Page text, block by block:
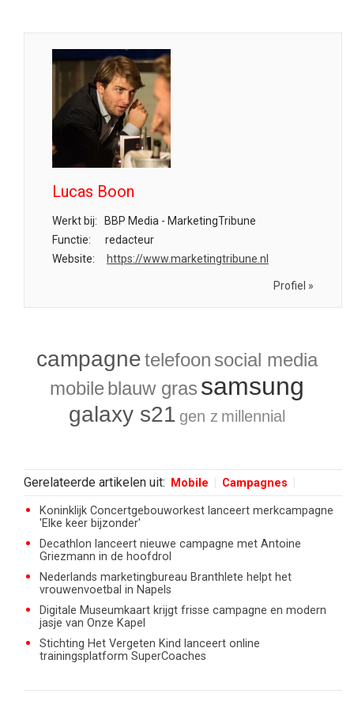
Lucas Boon
Werkt bij:
BBP Media - MarketingTribune
Functie:
redacteur
Website:
https://www.marketingtribune.nl
Profiel »
campagnetelefoon social media
mobileblauw gras samsung
galaxy s21 gen z millennial
Gerelateerde artikelen uit: Mobile Campagnes
Koninklijk Concertgebouworkest lanceert merkcampagne
'Elke keer bijzonder'
Decathlon lanceert nieuwe campagne met Antoine
Griezmann in de hoofdrol
Nederlands marketingbureau Branthlete helpt het
vrouwenvoetbal in Napels
Digitale Museumkaart krijgt frisse campagne en modern
jasje van Onze Kapel
Stichting Het Vergeten Kind lanceert online
trainingsplatform SuperCoaches